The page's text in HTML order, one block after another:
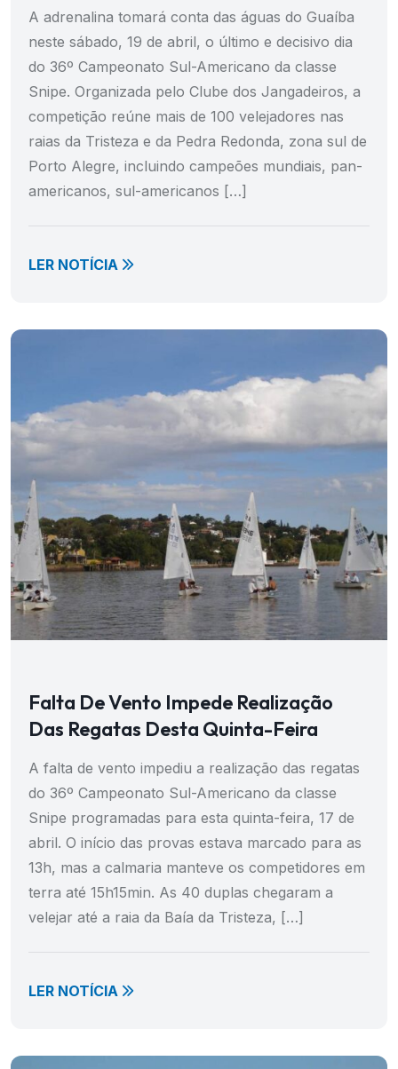
A adrenalina tomará conta das águas do Guaíba
neste sábado, 19 de abril, o último e decisivo dia
do 36º Campeonato Sul-Americano da classe
Snipe. Organizada pelo Clube dos Jangadeiros, a
competição reúne mais de 100 velejadores nas
raias da Tristeza e da Pedra Redonda, zona sul de
Porto Alegre, incluindo campeões mundiais, pan-
americanos, sul-americanos […]
LER NOTÍCIA
Falta De Vento Impede Realização
Das Regatas Desta Quinta-Feira
A falta de vento impediu a realização das regatas
do 36º Campeonato Sul-Americano da classe
Snipe programadas para esta quinta-feira, 17 de
abril. O início das provas estava marcado para as
13h, mas a calmaria manteve os competidores em
terra até 15h15min. As 40 duplas chegaram a
velejar até a raia da Baía da Tristeza, […]
LER NOTÍCIA